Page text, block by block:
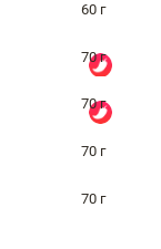
60 г
70 г
70 г
70 г
70 г